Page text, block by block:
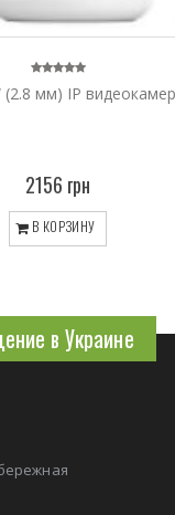
(2.8 мм) IP
2156 грн
В КОРЗИНУ
в Украине